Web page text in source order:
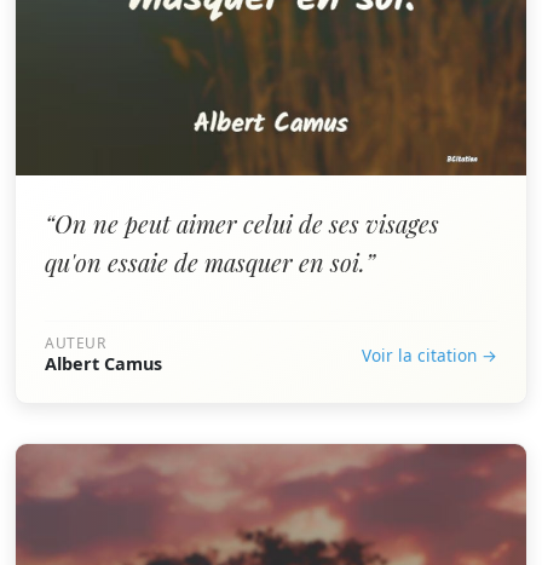
“On ne peut aimer celui de ses visages
qu'on essaie de masquer en soi.”
AUTEUR
Albert Camus Voir la citation →